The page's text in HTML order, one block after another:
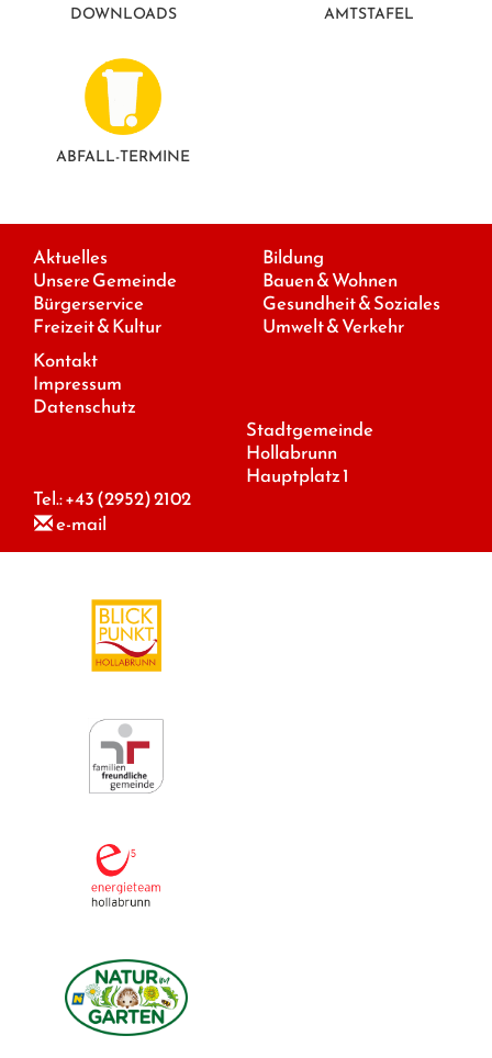
DOWNLOADS AMTSTAFEL
ABFALL-TERMINE
Aktuelles
Unsere Gemeinde
Bürgerservice
Freizeit & Kultur
Bildung
Bauen & Wohnen
Gesundheit & Soziales
Umwelt & Verkehr
Kontakt
Impressum
Datenschutz
Stadtgemeinde
Hollabrunn
Hauptplatz 1
Tel.:+43 (2952) 2102
e-mail